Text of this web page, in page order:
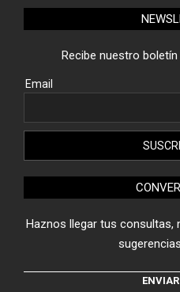
Recibe nuestro boletín
Email
Haznos llegar tus consultas,